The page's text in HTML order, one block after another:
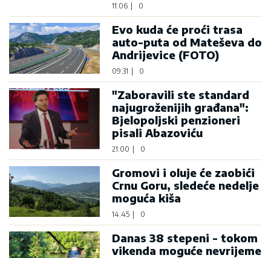
11:06 | 0
Evo kuda će proći trasa
auto-puta od Mateševa do
Andrijevice (FOTO)
09:31 | 0
"Zaboravili ste standard
najugroženijih građana":
Bjelopoljski penzioneri
pisali Abazoviću
21:00 | 0
Gromovi i oluje će zaobići
Crnu Goru, sledeće nedelje
moguća kiša
14:45 | 0
Danas 38 stepeni - tokom
vikenda moguće nevrijeme